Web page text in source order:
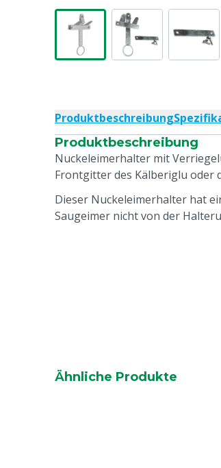
Produktbeschreibung
Produktbeschreibung
Nuckeleimerhalter mit
Frontgitter des Kälberiglu oder
Dieser Nuckeleimerhalter hat
Saugeimer nicht von der
Ähnliche Produkte